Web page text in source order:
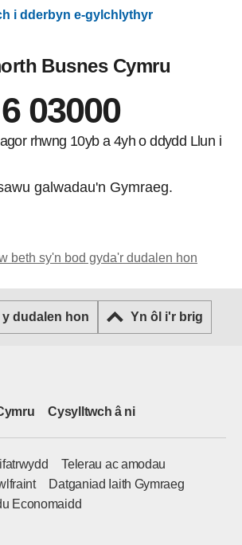
i dderbyn e-gylchlythyr
Busnes Cymru
03000
rhwng 10yb a 4yh o ddydd Llun i
galwadau'n Gymraeg.
beth sy'n bod gyda'r dudalen hon
y dudalen hon Yn ôl i'r brig
Cysylltwch â ni
Telerau ac amodau
Datganiad Iaith Gymraeg
Economaidd